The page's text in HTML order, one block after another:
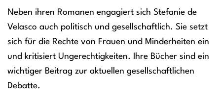
Neben ihren Romanen engagiert sich Stefanie de
Velasco auch politisch und gesellschaftlich. Sie setzt
sich für die Rechte von Frauen und Minderheiten ein
und kritisiert Ungerechtigkeiten. Ihre Bücher sind ein
wichtiger Beitrag zur aktuellen gesellschaftlichen
Debatte.